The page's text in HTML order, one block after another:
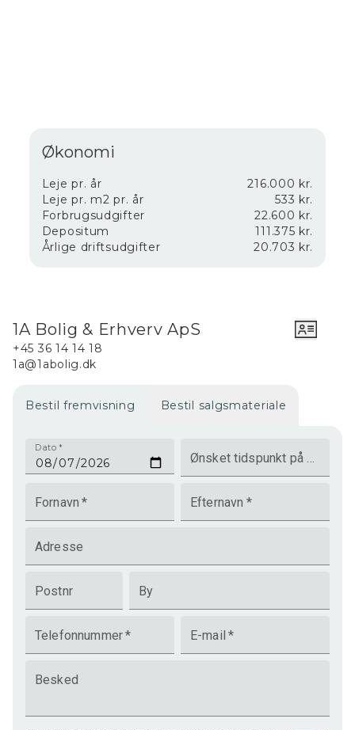
Økonomi
Leje pr. år
216.000 kr.
Leje pr. m2 pr. år
533 kr.
Forbrugsudgifter
22.600 kr.
Depositum
111.375 kr.
Årlige driftsudgifter
20.703 kr.
1A Bolig & Erhverv ApS
+45 36 14 14 18
1a@1abolig.dk
Bestil fremvisning Bestil salgsmateriale
Dato *
Ønsket tidspunkt på dagen
Fornavn * Efternavn *
Adresse
Postnr By
Telefonnummer* E-mail *
Besked